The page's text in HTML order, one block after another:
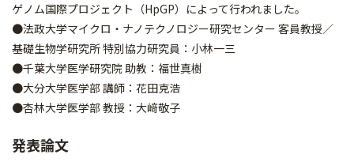
ゲノム国際プロジェクト（HpGP）によって行われました。
●法政大学マイクロ・ナノテクノロジー研究センター 客員教授／
基礎生物学研究所 特別協力研究員：小林一三
●千葉大学医学研究院 助教：福世真樹
●大分大学医学部 講師：花田克浩
●杏林大学医学部 教授：大﨑敬子
発表論文